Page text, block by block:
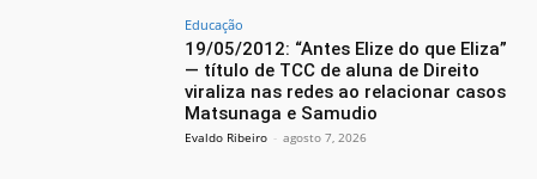
Educação
19/05/2012: “Antes Elize do que Eliza”
— título de TCC de aluna de Direito
viraliza nas redes ao relacionar casos
Matsunaga e Samudio
Evaldo Ribeiro - agosto 7, 2026